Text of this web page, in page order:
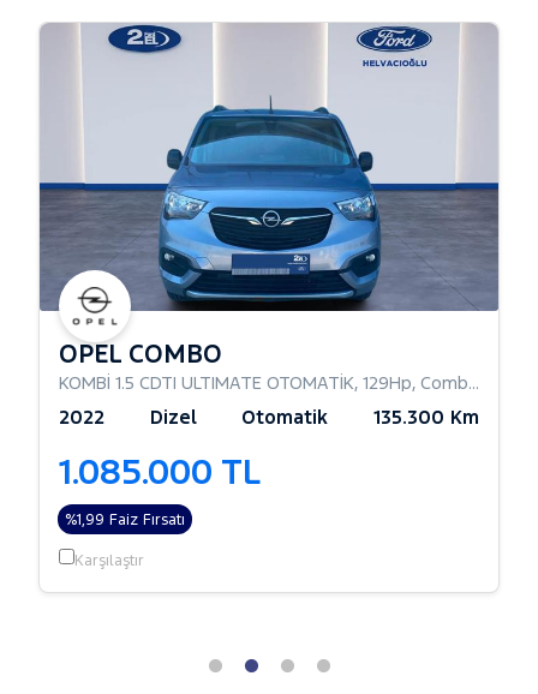
OPEL COMBO
KOMBİ 1.5 CDTI ULTIMATE OTOMATİK, 129Hp, Combi Camlı
2022 Dizel Otomatik 135.300 Km
1.085.000 TL
%1,99 Faiz Fırsatı
Karşılaştır